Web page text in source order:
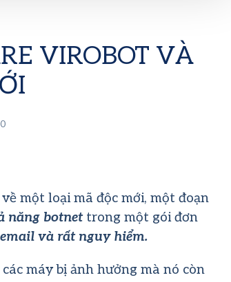
VIROBOT VÀ
một loại mã độc mới, một đoạn
năng botnettrong một gói đơn
và rất nguy hiểm.
máy bị ảnh hưởng mà nó còn